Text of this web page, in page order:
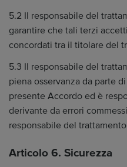
5.2 Il responsabile del
garantire che tali terzi
concordati tra il titolare del
5.3 Il responsabile del
piena osservanza da parte
presente Accordo ed è
derivante da errori
responsabile del
Articolo 6. Sicurezza